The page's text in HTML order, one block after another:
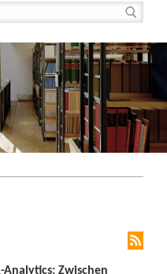
Analytics: Zwischen